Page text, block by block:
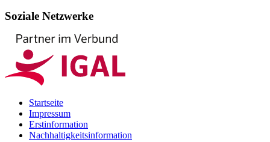
Soziale Netzwerke
Startseite
Impressum
Erstinformation
Nachhaltigkeitsinformation